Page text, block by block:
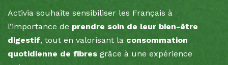
Activia souhaite sensibiliser les Français à
l’importance de prendre soin de leur bien-être
digestif, tout en valorisant la consommation
quotidienne de fibres grâce à une expérience